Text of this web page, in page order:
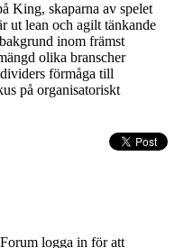
King, skaparna av spelet
ut lean och agilt tänkande
inom främst
olika branscher
förmåga till
på organisatoriskt
logga in för att